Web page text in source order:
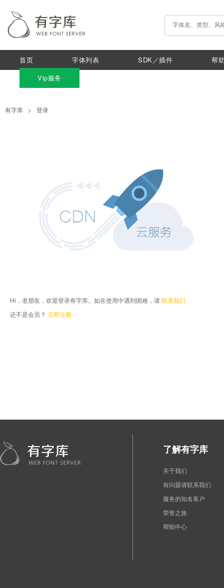
首页 字体列表 SDK／插件
帮
Vip服务
有字库 > 登录
Hi，老朋友，欢迎登录有字库。如在使用中遇到困难，请联系我们
还不是会员？ 立即注册
了解有字库
关于我们
有问题请联系我们
服务的知名客户
荣誉之旅
帮助中心